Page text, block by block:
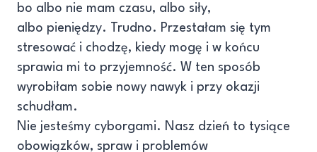
bo albo nie mam czasu, albo siły,
albo pieniędzy. Trudno. Przestałam się tym
stresować i chodzę, kiedy mogę i w końcu
sprawia mi to przyjemność. W ten sposób
wyrobiłam sobie nowy nawyk i przy okazji
schudłam.
Nie jesteśmy cyborgami. Nasz dzień to tysiące
obowiązków, spraw i problemów